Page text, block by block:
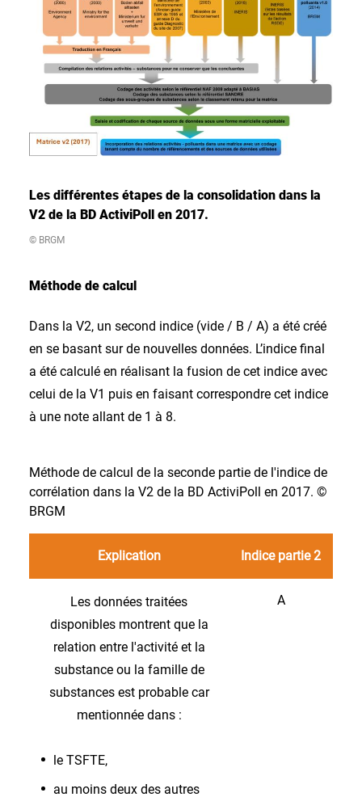
Les différentes étapes de la consolidation dans la
V2 de la BD ActiviPoll en 2017.
© BRGM
Méthode de calcul
Dans la V2, un second indice (vide / B / A) a été créé
en se basant sur de nouvelles données. L’indice final
a été calculé en réalisant la fusion de cet indice avec
celui de la V1 puis en faisant correspondre cet indice
à une note allant de 1 à 8.
Méthode de calcul de la seconde partie de l'indice de
corrélation dans la V2 de la BD ActiviPoll en 2017. ©
BRGM
Explication Indice partie 2
Les données traitées
disponibles montrent que la
relation entre l'activité et la
substance ou la famille de
substances est probable car
mentionnée dans :
le TSFTE,
au moins deux des autres
A